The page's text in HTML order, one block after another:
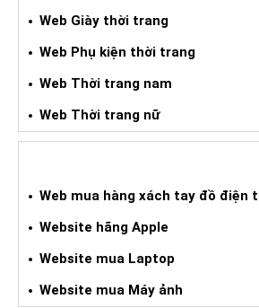
Web Giày thời trang
Web Phụ kiện thời trang
Web Thời trang nam
Web Thời trang nữ
Web mua hàng xách tay đồ điện
Website hãng Apple
Website mua Laptop
Website mua Máy ảnh